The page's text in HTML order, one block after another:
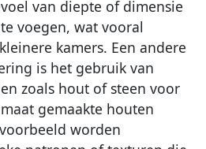
van diepte of dimensie
voegen, wat vooral
kamers. Een andere
is het gebruik van
zoals hout of steen voor
gemaakte houten
worden